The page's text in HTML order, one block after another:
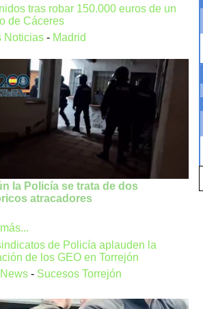
tras robar 150.000 euros de un
de Cáceres
Noticias - Madrid
la Policía se trata de dos
atracadores
de Policía aplauden la
de los GEO en Torrejón
- Sucesos Torrejón